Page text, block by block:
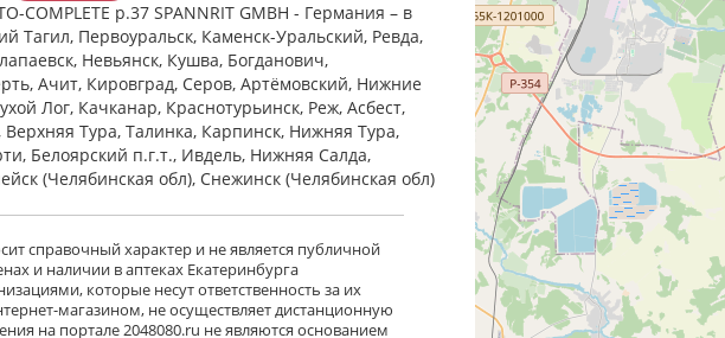
COMPLETE р.37 SPANNRIT GMBH - Германия – в
Тагил, Первоуральск, Каменск-Уральский, Ревда,
Невьянск, Кушва, Богданович,
Ачит, Кировград, Серов, Артёмовский, Нижние
Лог, Качканар, Краснотурьинск, Реж, Асбест,
Тура, Талинка, Карпинск, Нижняя Тура,
Белоярский п.г.т., Ивдель, Нижняя Салда,
(Челябинская обл), Снежинск (Челябинская обл)
справочный характер и не является публичной
и наличии в аптеках Екатеринбурга
которые несут ответственность за их
магазином, не осуществляет дистанционную
на портале 2048080.ru не являются основанием